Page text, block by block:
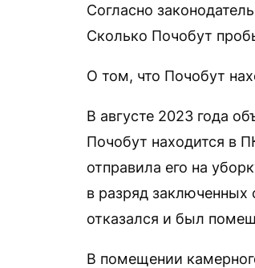
Согласно
Сколько Почобут
О том, что Почобут
В августе 2023 года
Почобут находится в
отправила его на
в разряд заключенных
отказался и был
В помещении